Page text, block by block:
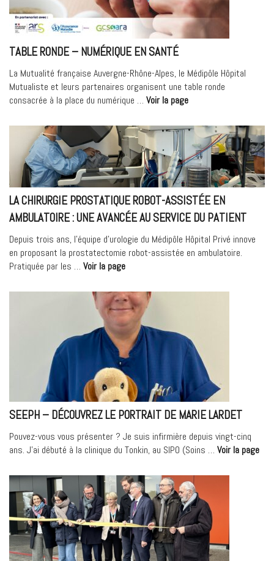
MEILLEURES
CLINIQUES
FRANCE
CLASSEMENT
LE
POINT
TABLE RONDE – NUMÉRIQUE EN SANTÉ
La Mutualité française Auvergne-Rhône-Alpes, le Médipôle Hôpital
Mutualiste et leurs partenaires organisent une table ronde
consacrée à la place du numérique … Voir la page« Table
–
Numérique
en
santé »
LA CHIRURGIE PROSTATIQUE ROBOT-ASSISTÉE EN
AMBULATOIRE : UNE AVANCÉE AU SERVICE DU PATIENT
Depuis trois ans, l’équipe d’urologie du Médipôle Hôpital Privé innove
en proposant la prostatectomie robot-assistée en ambulatoire.
Pratiquée par les … Voir la page« La
prostatique
robot-
assistée
en
ambulatoire
:
une
avancée
au
service
patient »
SEEPH – DÉCOUVREZ LE PORTRAIT DE MARIE LARDET
Pouvez-vous vous présenter ? Je suis infirmière depuis vingt-cinq
ans. J’ai débuté à la clinique du Tonkin, au SIPO (Soins … Voir la page«